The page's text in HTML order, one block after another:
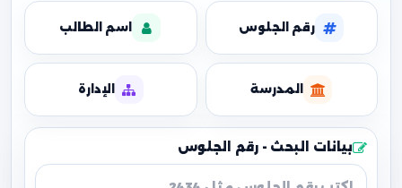
رقم الجلوس اسم الطالب
المدرسة الإدارة
بيانات البحث - رقم الجلوس